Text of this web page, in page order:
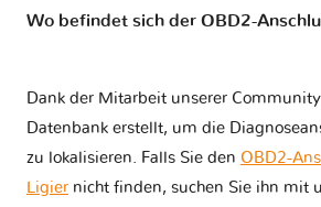
Wo befindet sich der OBD2-
Dank der Mitarbeit unserer
Datenbank erstellt, um die
zu lokalisieren. Falls Sie den OBD2-
Ligier nicht finden, suchen Sie ihn mit